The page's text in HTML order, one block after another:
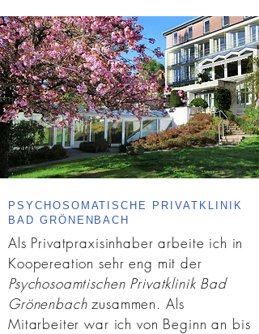
PSYCHOSOMATISCHE PRIVATKLINIK
BAD GRÖNENBACH
Als Privatpraxisinhaber arbeite ich in
Koopereation sehr eng mit der
Psychosoamtischen Privatklinik Bad
Grönenbachzusammen. Als
Mitarbeiter war ich von Beginn an bis